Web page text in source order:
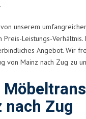
unserem
Leistungs-Verhältnis.
Angebot. Wir
von Mainz nach Zug zu
nach Zug